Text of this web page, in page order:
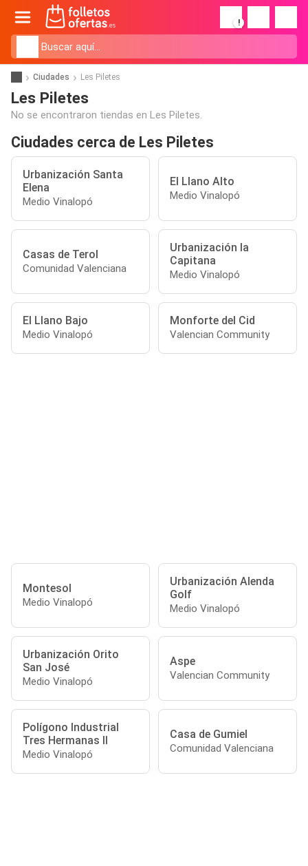
!
Ciudades Les Piletes
Les Piletes
No se encontraron tiendas en Les Piletes.
Ciudades cerca de Les Piletes
Urbanización Santa
Elena
Medio Vinalopó
El Llano Alto
Medio Vinalopó
Casas de Terol
Comunidad Valenciana
Urbanización la
Capitana
Medio Vinalopó
El Llano Bajo
Medio Vinalopó
Monforte del Cid
Valencian Community
Montesol
Medio Vinalopó
Urbanización Alenda
Golf
Medio Vinalopó
Urbanización Orito
San José
Medio Vinalopó
Aspe
Valencian Community
Polígono Industrial
Tres Hermanas II
Medio Vinalopó
Casa de Gumiel
Comunidad Valenciana